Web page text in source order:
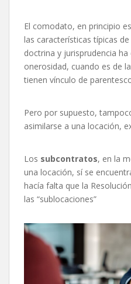
El comodato, en principio
las características típicas
doctrina y jurisprudencia
onerosidad, cuando es de
tienen vínculo de
Pero por supuesto,
asimilarse a una locación,
Los subcontratos, en la
una locación, sí se
hacía falta que la
las “sublocaciones”